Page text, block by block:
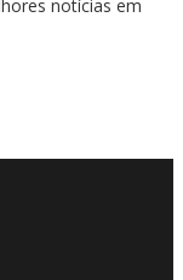
notícias em